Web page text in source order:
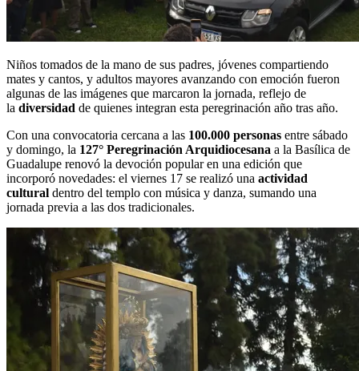
Niños tomados de la mano de sus padres, jóvenes compartiendo
mates y cantos, y adultos mayores avanzando con emoción fueron
algunas de las imágenes que marcaron la jornada, reflejo de
la diversidad de quienes integran esta peregrinación año tras año.
Con una convocatoria cercana a las 100.000 personas entre sábado
y domingo, la 127° Peregrinación Arquidiocesana a la Basílica de
Guadalupe renovó la devoción popular en una edición que
incorporó novedades: el viernes 17 se realizó una actividad
cultural dentro del templo con música y danza, sumando una
jornada previa a las dos tradicionales.